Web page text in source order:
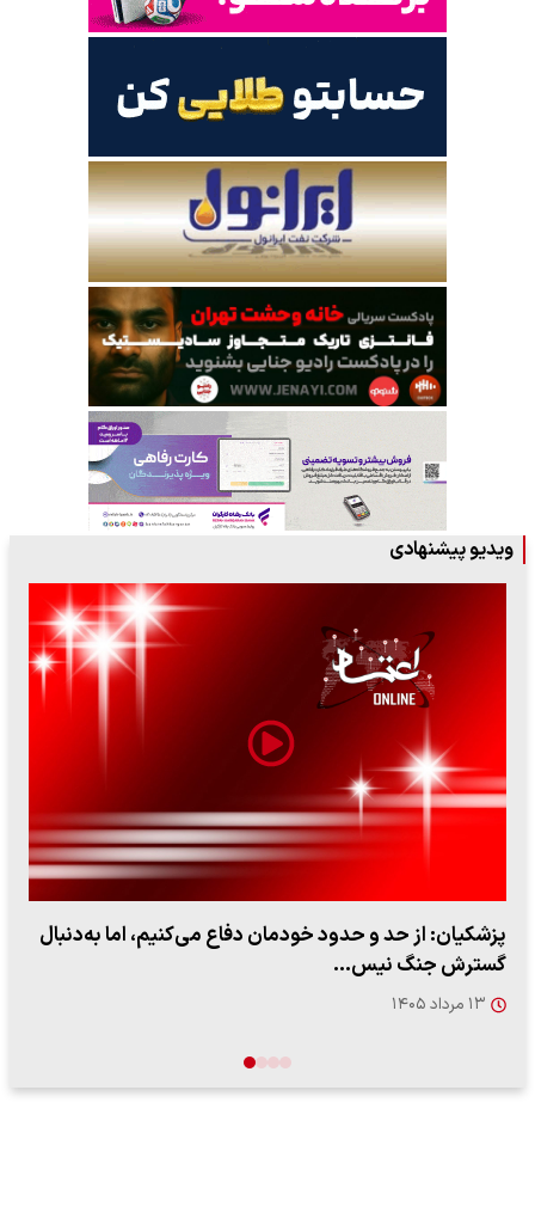
ویدیو پیشنهادی
ببینید| سخنگوی سپاه: بازگشایی تنگه هرمز منوط به پذیرش
شروط ایران از…
۱۷ مرداد ۱۴۰۵